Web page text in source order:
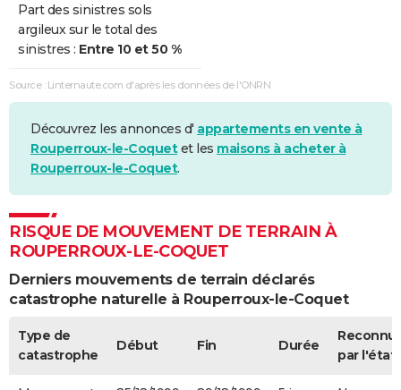
Part des sinistres sols
argileux sur le total des
sinistres : Entre 10 et 50 %
Source : Linternaute.com d'après les données de l'ONRN
Découvrez les annonces d' appartements en vente à
Rouperroux-le-Coquetet les maisons à acheter à
Rouperroux-le-Coquet.
RISQUE DE MOUVEMENT DE TERRAIN À
ROUPERROUX-LE-COQUET
Derniers mouvements de terrain déclarés
catastrophe naturelle à Rouperroux-le-Coquet
Type de
catastrophe
Début Fin Durée
par l'état